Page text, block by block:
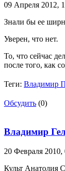
09 Апреля 2012,
Знали бы ее
Уверен, что нет.
То, что сейчас
после того, как
Теги: Владимир
Обсудить (0)
Владимир
20 Февраля 2010,
Культ Анатолия